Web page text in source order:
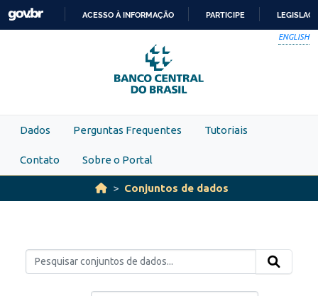
Skip to main content
PARA
O
CONTEÚDO
ACESSO À INFORMAÇÃO PARTICIPE
ENGLISH
Dados Perguntas Frequentes Tutoriais
Contato Sobre o Portal
Conjuntos de dados